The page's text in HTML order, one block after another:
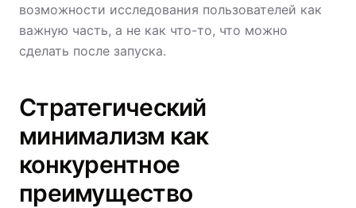
возможности исследования пользователей как
важную часть, а не как что-то, что можно
сделать после запуска.
Стратегический
минимализм как
конкурентное
преимущество